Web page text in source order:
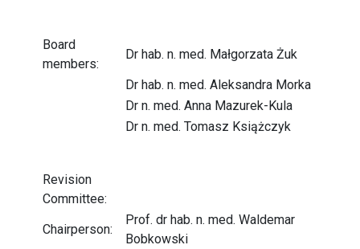
Board
members:
Dr hab. n. med. Małgorzata Żuk
Dr hab. n. med. Aleksandra Morka
Dr n. med. Anna Mazurek-Kula
Dr n. med. Tomasz Książczyk
Revision
Committee:
Chairperson:
Prof. dr hab. n. med. Waldemar
Bobkowski